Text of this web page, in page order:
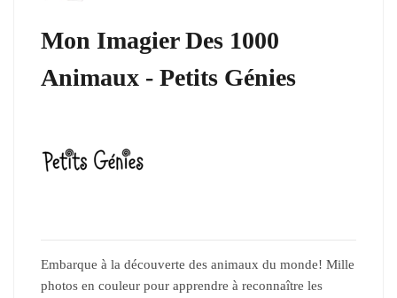
Mon Imagier Des 1000
Animaux - Petits Génies
Embarque à la découverte des animaux du monde! Mille
photos en couleur pour apprendre à reconnaître les